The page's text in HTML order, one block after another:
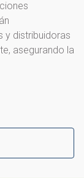
y distribuidoras
asegurando la